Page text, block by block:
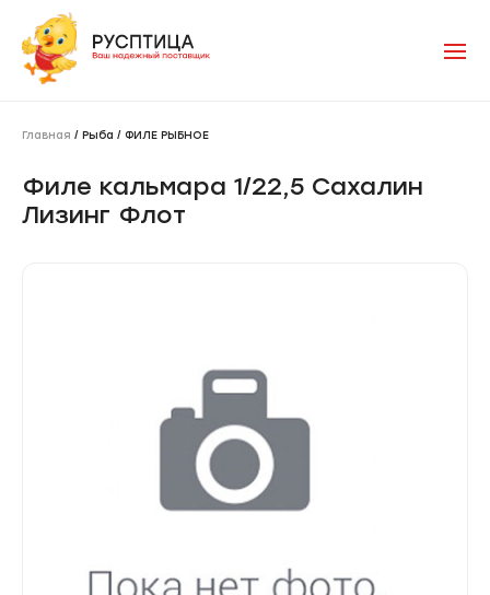
Главная / Рыба / ФИЛЕ РЫБНОЕ
Филе кальмара 1/22,5 Сахалин
Лизинг Флот